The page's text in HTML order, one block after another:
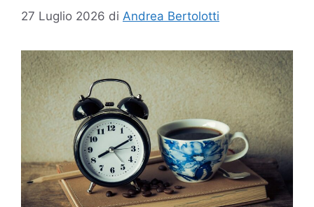
27 Luglio 2026 di Andrea Bertolotti